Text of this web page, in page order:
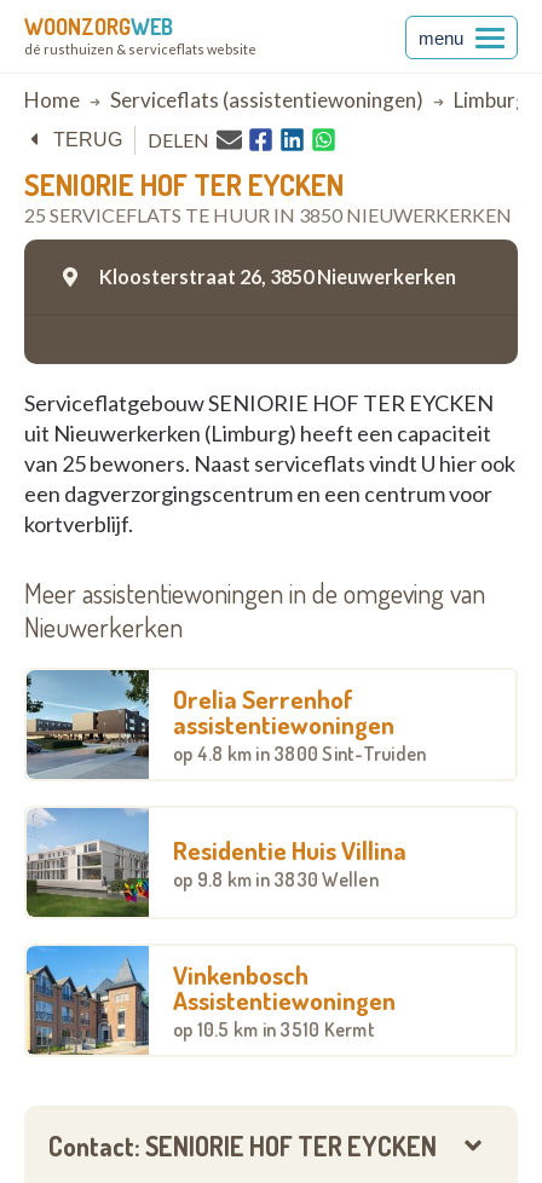
WOONZORGWEB
dé rusthuizen & serviceflats website
menu
Breadcrumb
Home Serviceflats (assistentiewoningen) Limburg
SENIORIE HOF TER EYCKEN
25 SERVICEFLATS TE HUUR IN 3850 NIEUWERKERKEN
TERUG DELEN
Kloosterstraat 26, 3850 Nieuwerkerken
Serviceflatgebouw SENIORIE HOF TER EYCKEN
uit Nieuwerkerken (Limburg) heeft een capaciteit
van 25 bewoners. Naast serviceflats vindt U hier ook
een dagverzorgingscentrum en een centrum voor
kortverblijf.
Meer assistentiewoningen in de omgeving van
Nieuwerkerken
Orelia Serrenhof
assistentiewoningen
op 4.8 km in 3800 Sint-Truiden
Residentie Huis Villina
op 9.8 km in 3830 Wellen
Vinkenbosch
Assistentiewoningen
op 10.5 km in 3510 Kermt
Contact: SENIORIE HOF TER EYCKEN